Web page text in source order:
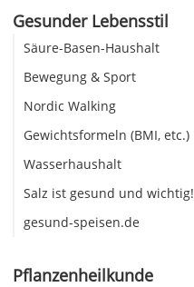
Gesunder Lebensstil
Säure-Basen-Haushalt
Bewegung & Sport
Nordic Walking
Gewichtsformeln (BMI, etc.)
Wasserhaushalt
Salz ist gesund und wichtig!
gesund-speisen.de
Pflanzenheilkunde